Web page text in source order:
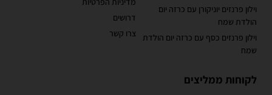
וילון פרנזים יוניקורן עם כרזה יום
הולדת שמח
וילון פרנזים כסף עם כרזה יום הולדת
שמח
דרושים
צרו קשר
לקוחות ממליצים